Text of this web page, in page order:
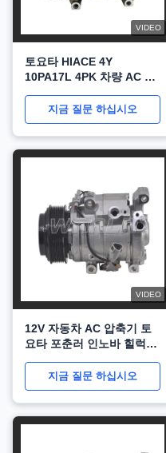
VIDEO
토요타 HIACE 4Y
10PA17L 4PK 차량 AC 조
지금 질문 하십시오
VIDEO
12V 자동차 AC 압축기 토
요타 포춘러 인노바 힐럭스
지금 질문 하십시오